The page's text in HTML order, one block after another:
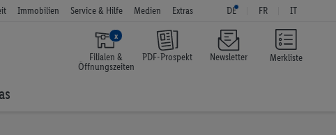
Merkliste
Immobilien Service & Hilfe Medien Extras DE FR IT
x
Filialen &
Öffnungszeiten
PDF-Prospekt Newsletter